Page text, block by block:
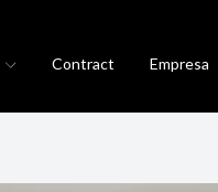
Contract Empresa